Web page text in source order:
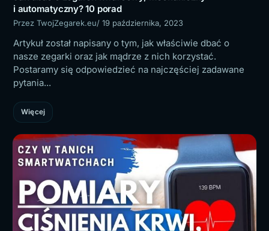
i automatyczny? 10 porad
Przez TwojZegarek.eu/ 19 października, 2023
Artykuł został napisany o tym, jak właściwie dbać o
nasze zegarki oraz jak mądrze z nich korzystać.
Postaramy się odpowiedzieć na najczęściej zadawane
pytania...
Więcej